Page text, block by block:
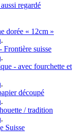
regardé
dorée « 12cm »
.
Frontière suisse
.
- avec fourchette et
.
découpé
.
/ tradition
.
Suisse